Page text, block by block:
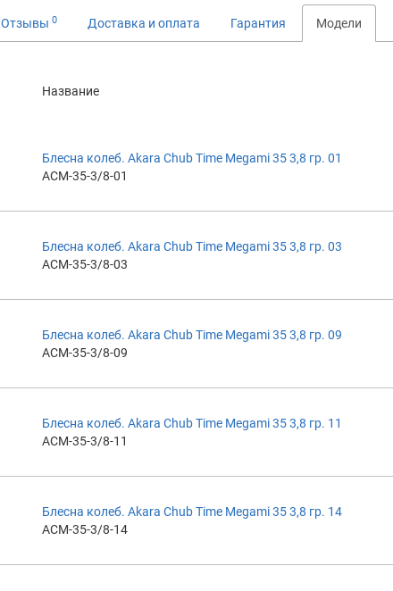
Отзывы 0 Доставка и оплата Гарантия Модели
Название
Блесна колеб. Akara Chub Time Megami 35 3,8 гр. 01
ACM-35-3/8-01
Блесна колеб. Akara Chub Time Megami 35 3,8 гр. 03
ACM-35-3/8-03
Блесна колеб. Akara Chub Time Megami 35 3,8 гр. 09
ACM-35-3/8-09
Блесна колеб. Akara Chub Time Megami 35 3,8 гр. 11
ACM-35-3/8-11
Блесна колеб. Akara Chub Time Megami 35 3,8 гр. 14
ACM-35-3/8-14